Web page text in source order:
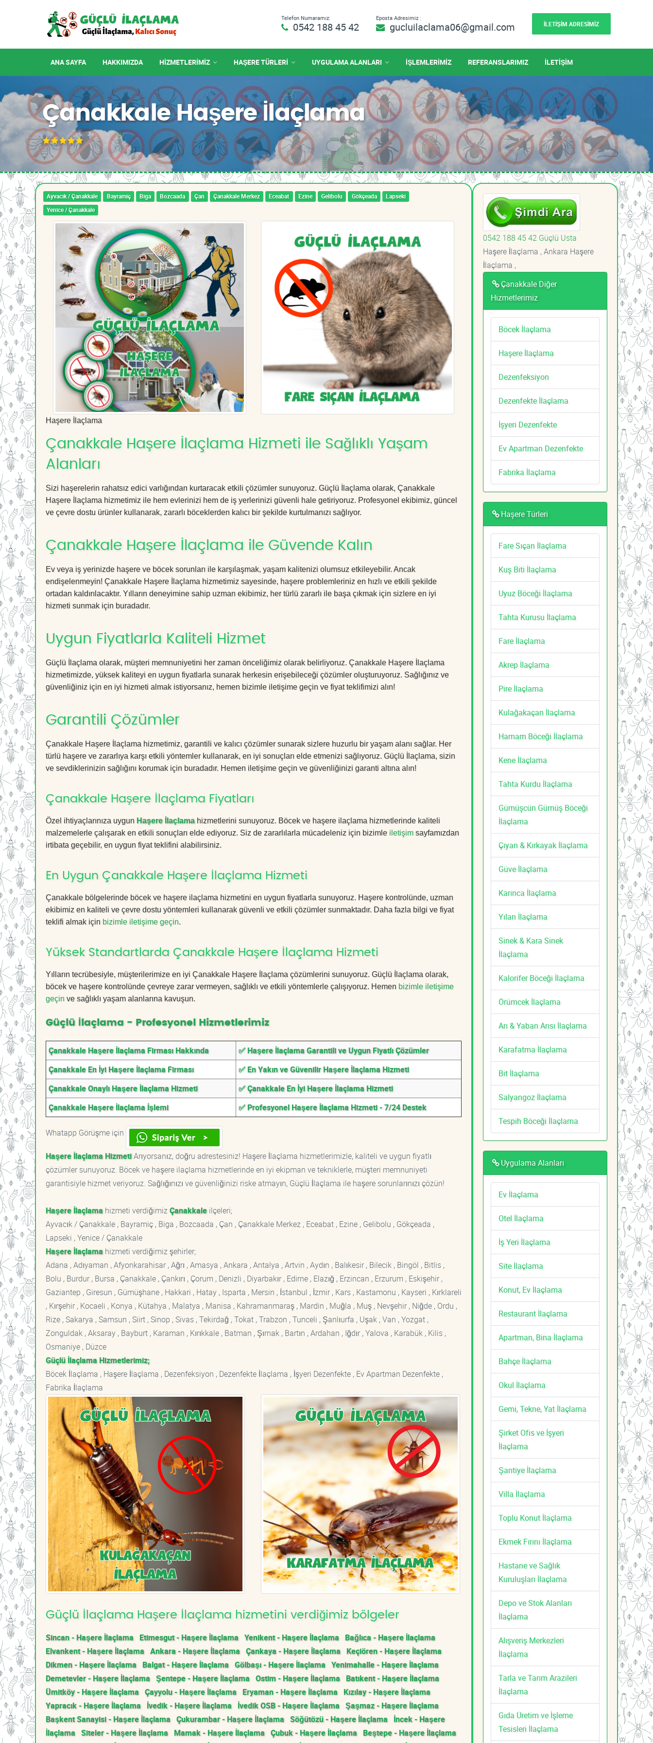
Telefon Numaramız:
0542 188 45 42
Eposta Adresimiz :
gucluilaclama06@gmail.com İLETİŞİM ADRESİMİZ
ANA SAYFA HAKKIMIZDA HIZMETLERIMIZ HAŞERE TÜRLERİ UYGULAMA ALANLARI İŞLEMLERİMİZ REFERANSLARIMIZ İLETİŞİM
Çanakkale Haşere İlaçlama
Ayvacık / Çanakkale Bayramiç Biga Bozcaada Çan Çanakkale Merkez Eceabat Ezine Gelibolu Gökçeada
Lapseki
Yenice / Çanakkale
Haşere İlaçlama
Çanakkale Haşere İlaçlama Hizmeti ile Sağlıklı Yaşam
Alanları
Sizi haşerelerin rahatsız edici varlığından kurtaracak etkili çözümler sunuyoruz. Güçlü İlaçlama olarak, Çanakkale
Haşere İlaçlama hizmetimiz ile hem evlerinizi hem de iş yerlerinizi güvenli hale getiriyoruz. Profesyonel ekibimiz, güncel
ve çevre dostu ürünler kullanarak, zararlı böceklerden kalıcı bir şekilde kurtulmanızı sağlıyor.
Çanakkale Haşere İlaçlama ile Güvende Kalın
Ev veya iş yerinizde haşere ve böcek sorunları ile karşılaşmak, yaşam kalitenizi olumsuz etkileyebilir. Ancak
endişelenmeyin! Çanakkale Haşere İlaçlama hizmetimiz sayesinde, haşere problemleriniz en hızlı ve etkili şekilde
ortadan kaldırılacaktır. Yılların deneyimine sahip uzman ekibimiz, her türlü zararlı ile başa çıkmak için sizlere en iyi
hizmeti sunmak için buradadır.
Uygun Fiyatlarla Kaliteli Hizmet
Güçlü İlaçlama olarak, müşteri memnuniyetini her zaman önceliğimiz olarak belirliyoruz. Çanakkale Haşere İlaçlama
hizmetimizde, yüksek kaliteyi en uygun fiyatlarla sunarak herkesin erişebileceği çözümler oluşturuyoruz. Sağlığınız ve
güvenliğiniz için en iyi hizmeti almak istiyorsanız, hemen bizimle iletişime geçin ve fiyat teklifimizi alın!
Garantili Çözümler
Çanakkale Haşere İlaçlama hizmetimiz, garantili ve kalıcı çözümler sunarak sizlere huzurlu bir yaşam alanı sağlar. Her
türlü haşere ve zararlıya karşı etkili yöntemler kullanarak, en iyi sonuçları elde etmenizi sağlıyoruz. Güçlü İlaçlama, sizin
ve sevdiklerinizin sağlığını korumak için buradadır. Hemen iletişime geçin ve güvenliğinizi garanti altına alın!
Çanakkale Haşere İlaçlama Fiyatları
Özel ihtiyaçlarınıza uygun Haşere İlaçlamahizmetlerini sunuyoruz. Böcek ve haşere ilaçlama hizmetlerinde kaliteli
malzemelerle çalışarak en etkili sonuçları elde ediyoruz. Siz de zararlılarla mücadeleniz için bizimle iletişim sayfamızdan
irtibata geçebilir, en uygun fiyat teklifini alabilirsiniz.
En Uygun Çanakkale Haşere İlaçlama Hizmeti
Çanakkale bölgelerinde böcek ve haşere ilaçlama hizmetini en uygun fiyatlarla sunuyoruz. Haşere kontrolünde, uzman
ekibimiz en kaliteli ve çevre dostu yöntemleri kullanarak güvenli ve etkili çözümler sunmaktadır. Daha fazla bilgi ve fiyat
teklifi almak için bizimle iletişime geçin.
Yüksek Standartlarda Çanakkale Haşere İlaçlama Hizmeti
Yılların tecrübesiyle, müşterilerimize en iyi Çanakkale Haşere İlaçlama çözümlerini sunuyoruz. Güçlü İlaçlama olarak,
böcek ve haşere kontrolünde çevreye zarar vermeyen, sağlıklı ve etkili yöntemlerle çalışıyoruz. Hemen bizimle iletişime
geçin ve sağlıklı yaşam alanlarına kavuşun.
Güçlü İlaçlama - Profesyonel Hizmetlerimiz
Çanakkale Haşere İlaçlama Firması Hakkında
✅ Haşere İlaçlama Garantili ve Uygun Fiyatlı Çözümler
Çanakkale En İyi Haşere İlaçlama Firması
✅ En Yakın ve Güvenilir Haşere İlaçlama Hizmeti
Çanakkale Onaylı Haşere İlaçlama Hizmeti
✅ Çanakkale En İyi Haşere İlaçlama Hizmeti
Çanakkale Haşere İlaçlama İşlemi
✅ Profesyonel Haşere İlaçlama Hizmeti - 7/24 Destek
Whatapp Görüşme için
Haşere İlaçlama HizmetiArıyorsanız, doğru adrestesiniz! Haşere İlaçlama hizmetlerimizle, kaliteli ve uygun fiyatlı
çözümler sunuyoruz. Böcek ve haşere ilaçlama hizmetlerinde en iyi ekipman ve tekniklerle, müşteri memnuniyeti
garantisiyle hizmet veriyoruz. Sağlığınızı ve güvenliğinizi riske atmayın, Güçlü İlaçlama ile haşere sorunlarınızı çözün!
Haşere İlaçlama hizmeti verdiğimizÇanakkaleilçeleri;
Ayvacık / Çanakkale , Bayramiç , Biga , Bozcaada , Çan , Çanakkale Merkez , Eceabat , Ezine , Gelibolu , Gökçeada ,
Lapseki , Yenice / Çanakkale
Haşere İlaçlama hizmeti verdiğimiz şehirler;
Adana , Adıyaman , Afyonkarahisar , Ağrı , Amasya , Ankara , Antalya , Artvin , Aydın , Balıkesir , Bilecik , Bingöl , Bitlis ,
Bolu , Burdur , Bursa , Çanakkale , Çankırı , Çorum , Denizli , Diyarbakır , Edirne , Elazığ , Erzincan , Erzurum , Eskişehir ,
Gaziantep , Giresun , Gümüşhane , Hakkari , Hatay , Isparta , Mersin , İstanbul , İzmir , Kars , Kastamonu , Kayseri , Kırklareli
, Kırşehir , Kocaeli , Konya , Kütahya , Malatya , Manisa , Kahramanmaraş , Mardin , Muğla , Muş , Nevşehir , Niğde , Ordu ,
Rize , Sakarya , Samsun , Siirt , Sinop , Sivas , Tekirdağ , Tokat , Trabzon , Tunceli , Şanlıurfa , Uşak , Van , Yozgat ,
Zonguldak , Aksaray , Bayburt , Karaman , Kırıkkale , Batman , Şırnak , Bartın , Ardahan , Iğdır , Yalova , Karabük , Kilis ,
Osmaniye , Düzce
Güçlü İlaçlama Hizmetlerimiz;
Böcek İlaçlama , Haşere İlaçlama , Dezenfeksiyon , Dezenfekte İlaçlama , İşyeri Dezenfekte , Ev Apartman Dezenfekte ,
Fabrika İlaçlama
Güçlü İlaçlama Haşere İlaçlama hizmetini verdiğimiz bölgeler
Sincan - Haşere İlaçlama Etimesgut - Haşere İlaçlama Yenikent - Haşere İlaçlama Bağlıca - Haşere İlaçlama
Elvankent - Haşere İlaçlama Ankara - Haşere İlaçlama Çankaya - Haşere İlaçlama Keçiören - Haşere İlaçlama
Dikmen - Haşere İlaçlama Balgat - Haşere İlaçlama Gölbaşı - Haşere İlaçlama Yenimahalle - Haşere İlaçlama
Demetevler - Haşere İlaçlama Şentepe - Haşere İlaçlama Ostim - Haşere İlaçlama Batıkent - Haşere İlaçlama
Ümitköy - Haşere İlaçlama Çayyolu - Haşere İlaçlama Eryaman - Haşere İlaçlama Kızılay - Haşere İlaçlama
Yapracık - Haşere İlaçlama İvedik - Haşere İlaçlama İvedik OSB - Haşere İlaçlama Şaşmaz - Haşere İlaçlama
Başkent Sanayisi - Haşere İlaçlama Çukurambar - Haşere İlaçlama Söğütözü - Haşere İlaçlama İncek - Haşere
İlaçlama Siteler - Haşere İlaçlama Mamak - Haşere İlaçlama Çubuk - Haşere İlaçlama Beştepe - Haşere İlaçlama
0542 188 45 42 Güçlü Usta
Haşere İlaçlama , Ankara Haşere
İlaçlama ,
Çanakkale Diğer
Hizmetlerimiz
Böcek İlaçlama
Haşere İlaçlama
Dezenfeksiyon
Dezenfekte İlaçlama
İşyeri Dezenfekte
Ev Apartman Dezenfekte
Fabrika İlaçlama
Haşere Türleri
Fare Sıçan İlaçlama
Kuş Biti İlaçlama
Uyuz Böceği İlaçlama
Tahta Kurusu İlaçlama
Fare İlaçlama
Akrep İlaçlama
Pire İlaçlama
Kulağakaçan İlaçlama
Hamam Böceği İlaçlama
Kene İlaçlama
Tahta Kurdu İlaçlama
Gümüşcün Gümüş Böceği
İlaçlama
Çıyan & Kırkayak İlaçlama
Güve İlaçlama
Karınca İlaçlama
Yılan İlaçlama
Sinek & Kara Sinek
İlaçlama
Kalorifer Böceği İlaçlama
Örümcek İlaçlama
Arı & Yaban Arısı İlaçlama
Karafatma İlaçlama
Bit İlaçlama
Salyangoz İlaçlama
Tespih Böceği İlaçlama
Uygulama Alanları
Ev İlaçlama
Otel İlaçlama
İş Yeri İlaçlama
Site İlaçlama
Konut, Ev İlaçlama
Restaurant İlaçlama
Apartman, Bina İlaçlama
Bahçe İlaçlama
Okul İlaçlama
Gemi, Tekne, Yat İlaçlama
Şirket Ofis ve İşyeri
İlaçlama
Şantiye İlaçlama
Villa İlaçlama
Toplu Konut İlaçlama
Ekmek Fırını İlaçlama
Hastane ve Sağlık
Kuruluşları İlaçlama
Depo ve Stok Alanları
İlaçlama
Alışveriş Merkezleri
İlaçlama
Tarla ve Tarım Arazileri
İlaçlama
Gıda Üretim ve İşleme
Tesisleri İlaçlama